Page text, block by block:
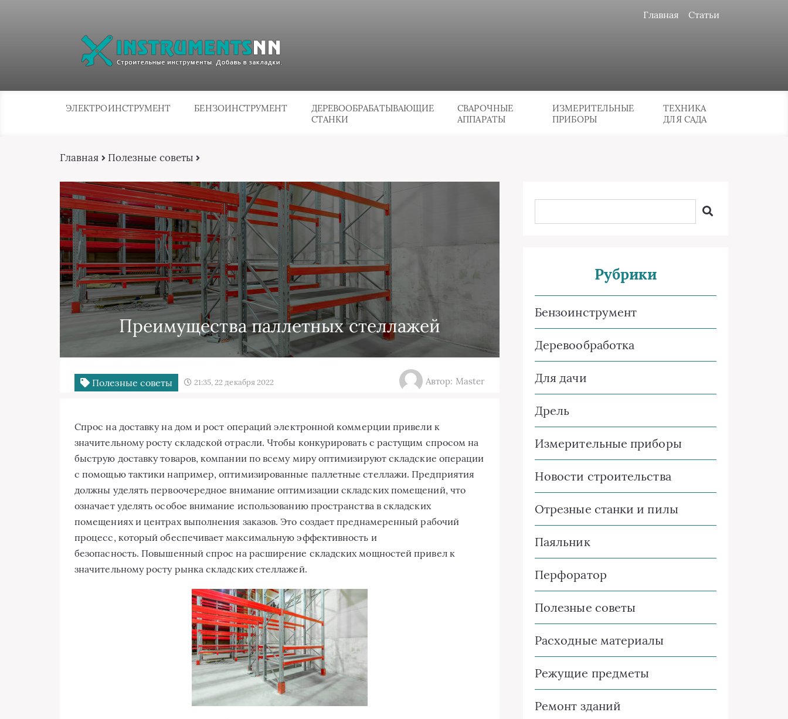
Главная Статьи
ЭЛЕКТРОИНСТРУМЕНТ БЕНЗОИНСТРУМЕНТ
ДЕРЕВООБРАБАТЫВАЮЩИЕ
СТАНКИ
СВАРОЧНЫЕ
АППАРАТЫ
ИЗМЕРИТЕЛЬНЫЕ
ПРИБОРЫ
ТЕХНИКА
ДЛЯ САДА
Главная Полезные советы
Преимущества паллетных стеллажей
Полезные советы 21:35, 22 декабря 2022 Автор: Master
Спрос на доставку на дом и рост операций электронной коммерции привели к
значительному росту складской отрасли. Чтобы конкурировать с растущим спросом на
быструю доставку товаров, компании по всему миру оптимизируют складские операции
с помощью тактики например, оптимизированные паллетные стеллажи. Предприятия
должны уделять первоочередное внимание оптимизации складских помещений, что
означает уделять особое внимание использованию пространства в складских
помещениях и центрах выполнения заказов. Это создает преднамеренный рабочий
процесс, который обеспечивает максимальную эффективность и
безопасность. Повышенный спрос на расширение складских мощностей привел к
значительному росту рынка складских стеллажей.
Рубрики
Бензоинструмент
Деревообработка
Для дачи
Дрель
Измерительные приборы
Новости строительства
Отрезные станки и пилы
Паяльник
Перфоратор
Полезные советы
Расходные материалы
Режущие предметы
Ремонт зданий